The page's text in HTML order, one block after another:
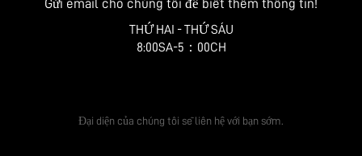
Gửi email cho chúng tôi để biết thêm thông tin!
THỨ HAI - THỨ SÁU
8:00SA-5：00CH
Đại diện của chúng tôi sẽ liên hệ với bạn sớm.